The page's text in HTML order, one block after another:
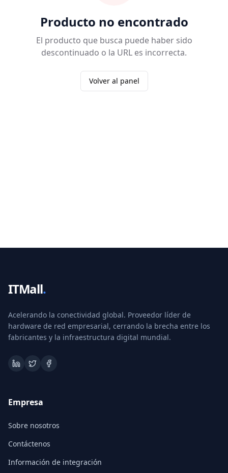
Producto no encontrado
El producto que busca puede haber sido
descontinuado o la URL es incorrecta.
Volver al panel
ITMall.
Acelerando la conectividad global. Proveedor líder de
hardware de red empresarial, cerrando la brecha entre los
fabricantes y la infraestructura digital mundial.
Empresa
Sobre nosotros
Contáctenos
Información de integración